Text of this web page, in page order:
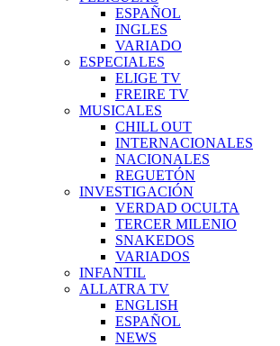
ESPAÑOL
INGLES
VARIADO
ESPECIALES
ELIGE TV
FREIRE TV
MUSICALES
CHILL OUT
INTERNACIONALES
NACIONALES
REGUETÓN
INVESTIGACIÓN
VERDAD OCULTA
TERCER MILENIO
SNAKEDOS
VARIADOS
INFANTIL
ALLATRA TV
ENGLISH
ESPAÑOL
NEWS